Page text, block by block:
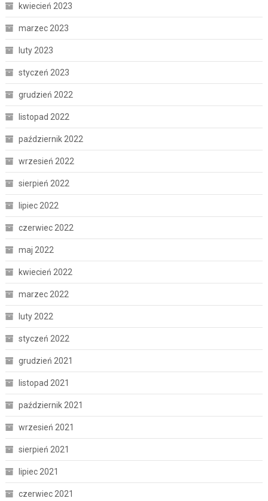
kwiecień 2023
marzec 2023
luty 2023
styczeń 2023
grudzień 2022
listopad 2022
październik 2022
wrzesień 2022
sierpień 2022
lipiec 2022
czerwiec 2022
maj 2022
kwiecień 2022
marzec 2022
luty 2022
styczeń 2022
grudzień 2021
listopad 2021
październik 2021
wrzesień 2021
sierpień 2021
lipiec 2021
czerwiec 2021